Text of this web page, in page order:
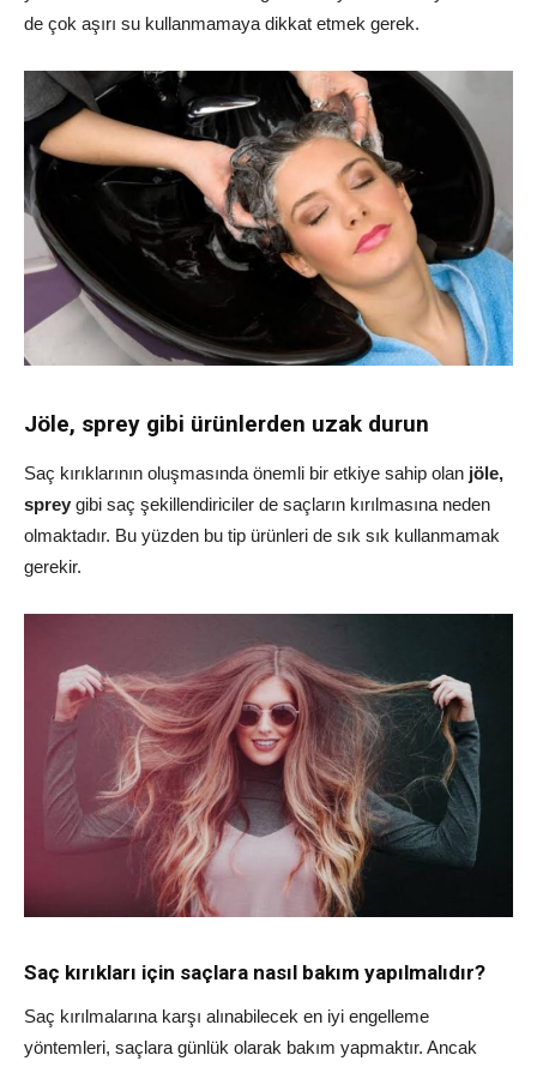
de çok aşırı su kullanmamaya dikkat etmek gerek.
Jöle, sprey gibi ürünlerden uzak durun
Saç kırıklarının oluşmasında önemli bir etkiye sahip olan jöle,
sprey gibi saç şekillendiriciler de saçların kırılmasına neden
olmaktadır. Bu yüzden bu tip ürünleri de sık sık kullanmamak
gerekir.
Saç kırıkları için saçlara nasıl bakım yapılmalıdır?
Saç kırılmalarına karşı alınabilecek en iyi engelleme
yöntemleri, saçlara günlük olarak bakım yapmaktır. Ancak